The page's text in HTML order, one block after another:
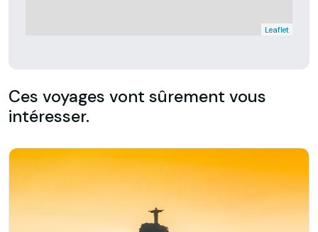
Leaflet
Ces voyages vont sûrement vous
intéresser.